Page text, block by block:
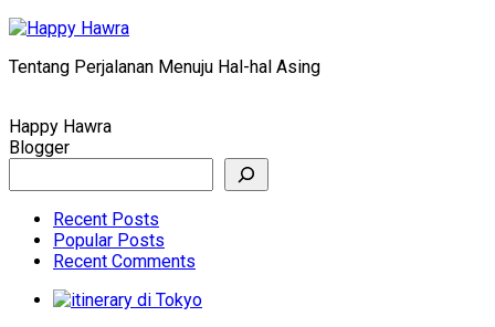
Skip
content
Tentang Perjalanan Menuju Hal-hal Asing
Happy Hawra
Blogger
Recent Posts
Popular Posts
Recent Comments